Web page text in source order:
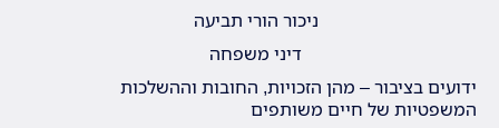
ניכור הורי תביעה
דיני משפחה
ידועים בציבור – מהן הזכויות, החובות וההשלכות
המשפטיות של חיים משותפים